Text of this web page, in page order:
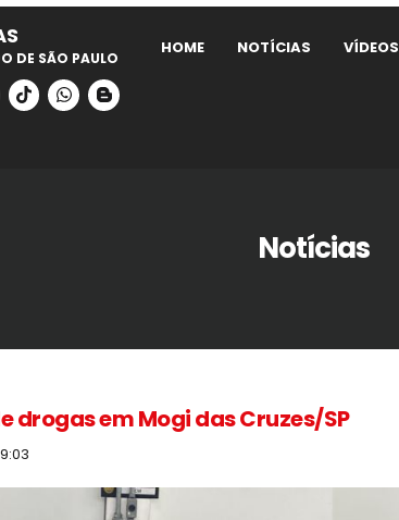
DE SÃO PAULO
HOME NOTÍCIAS VÍDEOS
Notícias
em Mogi das Cruzes/SP